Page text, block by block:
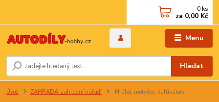
Menu
Hledat
0 ks
za 0,00 Kč
Úvod ZAHRADA-zahradní nářadí Hrábě, motyčky, kultivátory